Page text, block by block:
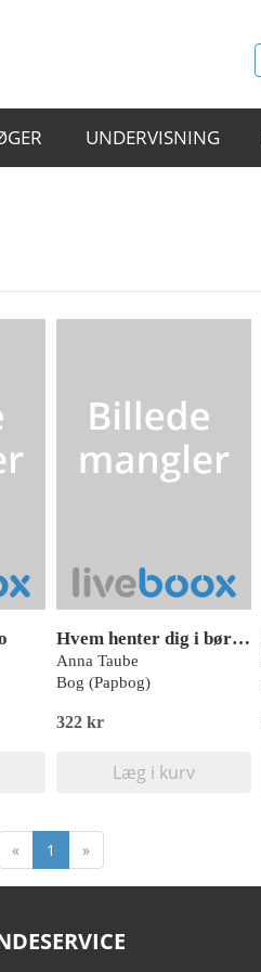
UNDERVISNING
Hvem henter dig i børnehaven?
Anna Taube
Bog (Papbog)
322 kr
Læg i kurv
« 1 »